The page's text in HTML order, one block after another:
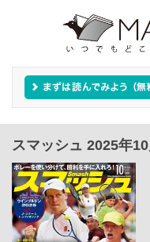
スマッシュ 2025年